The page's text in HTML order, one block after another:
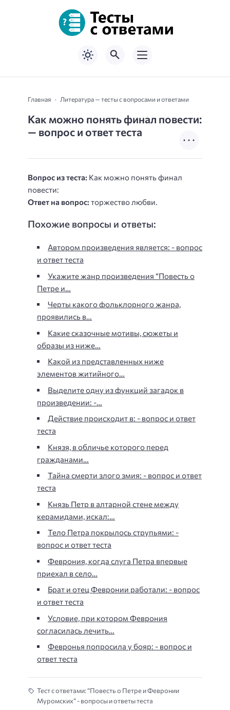
Главная Литература — тесты с вопросами и ответами
Как можно понять финал повести:
— вопрос и ответ теста
Вопрос из теста: Как можно понять финал
повести:
Ответ на вопрос: торжество любви.
Похожие вопросы и ответы:
Автором произведения является: - вопрос
и ответ теста
Укажите жанр произведения “Повесть о
Петре и…
Черты какого фольклорного жанра,
проявились в…
Какие сказочные мотивы, сюжеты и
образы из ниже…
Какой из представленных ниже
элементов житийного…
Выделите одну из функций загадок в
произведении: -…
Действие происходит в: - вопрос и ответ
теста
Князя, в обличье которого перед
гражданами…
Тайна смерти злого змия: - вопрос и ответ
теста
Князь Петр в алтарной стене между
керамидами, искал:…
Тело Петра покрылось струпьями: -
вопрос и ответ теста
Феврония, когда слуга Петра впервые
приехал в село…
Брат и отец Февронии работали: - вопрос
и ответ теста
Условие, при котором Феврония
согласилась лечить…
Февронья попросила у бояр: - вопрос и
ответ теста
Тест с ответами: “Повесть о Петре и Февронии
Муромских” - вопросы и ответы теста